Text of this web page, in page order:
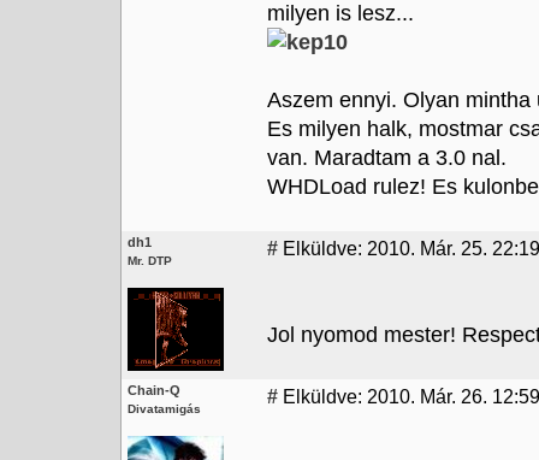
milyen is lesz...
Aszem ennyi. Olyan
Es milyen halk, mostmar
van. Maradtam a 3.0 nal.
WHDLoad rulez! Es
dh1
Mr. DTP
# Elküldve: 2010. Már. 25. 22:19
Jol nyomod mester!
Chain-Q
Divatamigás
# Elküldve: 2010. Már. 26. 12:59